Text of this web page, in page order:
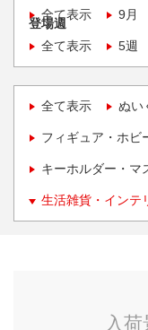
全て表示
9月
登場週
全て表示
5週
全て表示 ぬい
フィギュア・ホビ
キーホルダー・マ
生活雑貨・インテ